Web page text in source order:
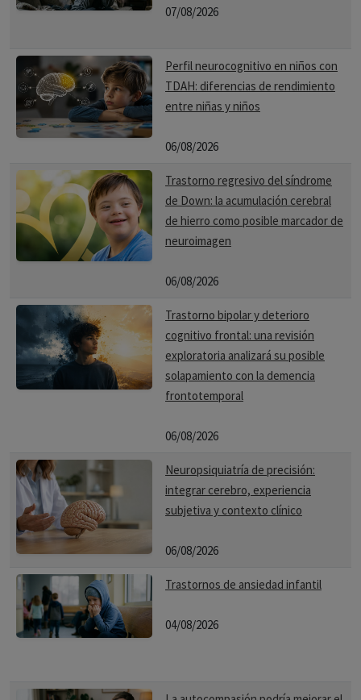
07/08/2026
Perfil neurocognitivo en niños con
TDAH: diferencias de rendimiento
entre niñas y niños
06/08/2026
Trastorno regresivo del síndrome
de Down: la acumulación cerebral
de hierro como posible marcador de
neuroimagen
06/08/2026
Trastorno bipolar y deterioro
cognitivo frontal: una revisión
exploratoria analizará su posible
solapamiento con la demencia
frontotemporal
06/08/2026
Neuropsiquiatría de precisión:
integrar cerebro, experiencia
subjetiva y contexto clínico
06/08/2026
Trastornos de ansiedad infantil
04/08/2026